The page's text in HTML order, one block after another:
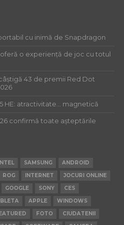
cu inimă de Snapdragon
o experiență de joc cu totul
43 de premii Red Dot
HE: atractivitate… magnetică
confirmă toate așteptările
SAMSUNG
ANDROID
ROG INTERNET
JOCURI ONLINE
GOOGLE SONY
CES
APPLE
WINDOWS
FOTO
CIUDATENII